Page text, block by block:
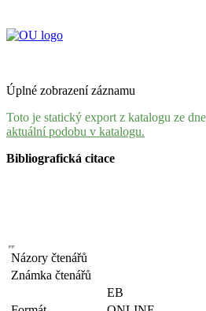
Úplné zobrazení záznamu
Toto je statický export z katalogu ze
aktuální podobu v katalogu.
Bibliografická citace
Názory čtenářů
Známka čtenářů
EB